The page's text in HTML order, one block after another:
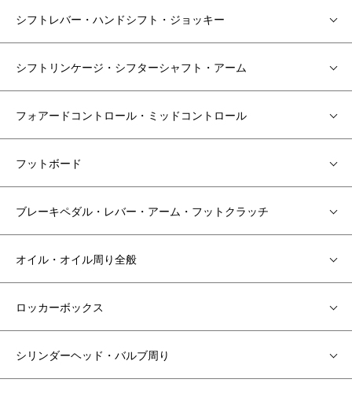
シフトレバー・ハンドシフト・ジョッキー
シフトリンケージ・シフターシャフト・アーム
フォアードコントロール・ミッドコントロール
フットボード
ブレーキペダル・レバー・アーム・フットクラッチ
オイル・オイル周り全般
ロッカーボックス
シリンダーヘッド・バルブ周り